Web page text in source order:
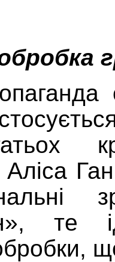
те
обробки,